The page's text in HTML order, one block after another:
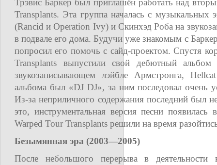
Трэвис Баркер был приглашён работать над
Transplants. Эта группа началась с музыкальных
(Rancid и Operation Ivy) и Скинхэд Роба на
в подвале его дома. Будучи уже знакомым с
попросил его помочь с сайд-проектом. Спустя
Transplants выпустили свой дебютный
звукозаписывающем лэйбле Армстронга,
альбома был «DJ DJ», за ним последовал очень
Из-за неприличного содержания последний был
это, инструментальная версия песни
Warped Tour Transplants решили на время
Безымянная эра (2003—2005)
После небольшого перерыва в деятельности